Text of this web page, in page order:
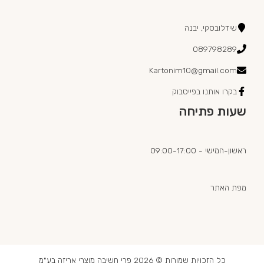
שידלובסקי, יבנה
089798289
Kartonim10@gmail.com
בקרו אותנו בפייסבוק
שעות פתיחה
ראשון-חמישי - 09:00-17:00
מפת האתר
כל הזכויות שמורות © 2026 פרי חשיבה מוצרי אריזה בע"מ